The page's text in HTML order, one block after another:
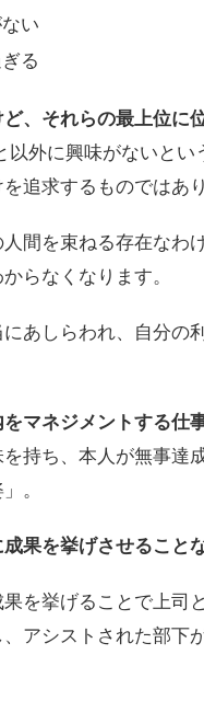
い
る
、それらの最上位に
以外に興味がないと
追求するものではあ
間を束ねる存在なわ
らなくなります。
あしらわれ、自分の
をマネジメントする仕
持ち、本人が無事達
。
果を挙げさせること
を挙げることで上司
アシストされた部下